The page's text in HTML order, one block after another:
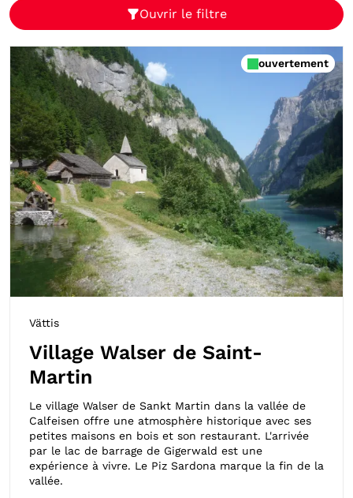
Ouvrir le filtre
ouvertement
Vättis
Village Walser de Saint-
Martin
Le village Walser de Sankt Martin dans la vallée de
Calfeisen offre une atmosphère historique avec ses
petites maisons en bois et son restaurant. L'arrivée
par le lac de barrage de Gigerwald est une
expérience à vivre. Le Piz Sardona marque la fin de la
vallée.
Bien-être et plaisirs de la baignade
Offres à réserver
Manger & boire
Géographie
Supprimer le filtre
Afficher28résultats